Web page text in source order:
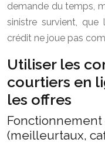
demande du temps,
sinistre survient,
crédit ne joue pas
Utiliser les
courtiers en
les offres
(meilleurtaux,